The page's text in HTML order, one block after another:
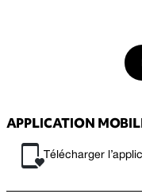
APPLICATION
Télécharger